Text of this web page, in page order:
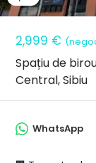
2,999 €
Spațiu de
Central, Sibiu
WhatsApp